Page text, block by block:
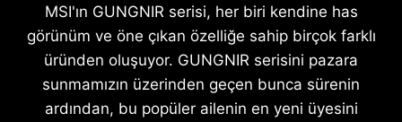
MSI'ın GUNGNIR serisi, her biri kendine has
görünüm ve öne çıkan özelliğe sahip birçok farklı
üründen oluşuyor. GUNGNIR serisini pazara
sunmamızın üzerinden geçen bunca sürenin
ardından, bu popüler ailenin en yeni üyesini